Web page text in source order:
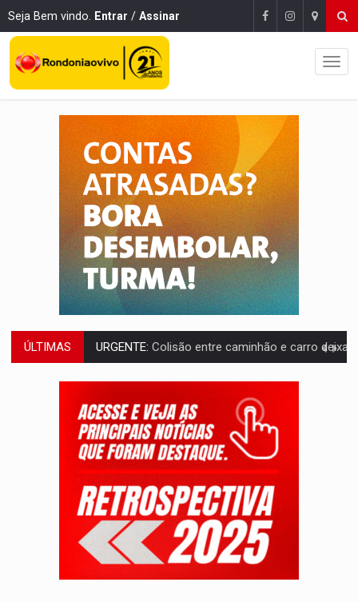
Seja Bem vindo. Entrar / Assinar
ÚLTIMAS URGENTE: Colisão entre caminhão e carro deixa quatro mortos e um em
ENCONTRO:Amazônia Negra ganha projeção nacional com participação de
PREVISÃO:Porto Velho tem chances de chuvas isoladas nesta
SINDICATOS UNIDOS:Assembleia Geral delibera greve da educação
PROCESSO SELETIVO:Rondoniaovivo abre oficina de Comunicação com
BRASIL CONTRA O CRIME:Acusado de guardar armas de facção é preso com
TRAGÉDIA: Sobe para cinco o número de mortos em colisão entre carreta e